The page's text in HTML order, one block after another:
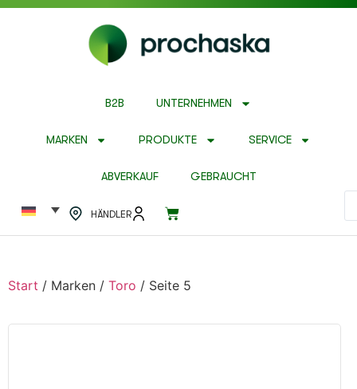
B2B UNTERNEHMEN
MARKEN PRODUKTE SERVICE
ABVERKAUF GEBRAUCHT
HÄNDLER
Start / Marken / Toro / Seite 5